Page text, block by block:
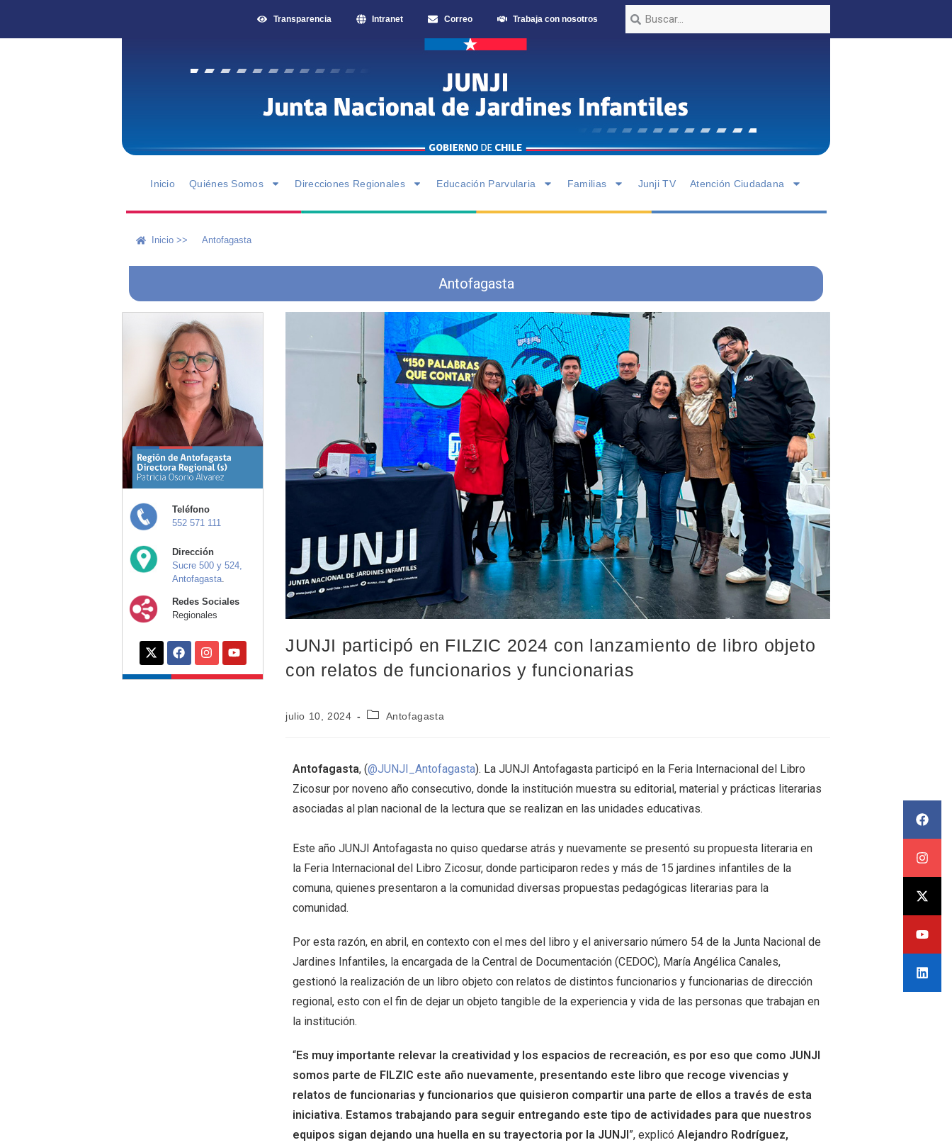
Transparencia Intranet Correo Trabaja con nosotros
Inicio Quiénes Somos Direcciones Regionales Educación Parvularia Familias Junji TV Atención Ciudadana
Inicio >> Antofagasta
Antofagasta
Teléfono
552 571 111
Dirección
Sucre 500 y 524,
Antofagasta
Redes Sociales
Regionales
JUNJI participó en FILZIC 2024 con lanzamiento de libro objeto
con relatos de funcionarios y funcionarias
julio 10, 2024 Antofagasta
Antofagasta, (@JUNJI_Antofagasta). La JUNJI Antofagasta participó en la Feria Internacional del Libro
Zicosur por noveno año consecutivo, donde la institución muestra su editorial, material y prácticas literarias
asociadas al plan nacional de la lectura que se realizan en las unidades educativas.
Este año JUNJI Antofagasta no quiso quedarse atrás y nuevamente se presentó su propuesta literaria en
la Feria Internacional del Libro Zicosur, donde participaron redes y más de 15 jardines infantiles de la
comuna, quienes presentaron a la comunidad diversas propuestas pedagógicas literarias para la
comunidad.
Por esta razón, en abril, en contexto con el mes del libro y el aniversario número 54 de la Junta Nacional de
Jardines Infantiles, la encargada de la Central de Documentación (CEDOC), María Angélica Canales,
gestionó la realización de un libro objeto con relatos de distintos funcionarios y funcionarias de dirección
regional, esto con el fin de dejar un objeto tangible de la experiencia y vida de las personas que trabajan en
la institución.
“Es muy importante relevar la creatividad y los espacios de recreación, es por eso que como JUNJI
somos parte de FILZIC este año nuevamente, presentando este libro que recoge vivencias y
relatos de funcionarias y funcionarios que quisieron compartir una parte de ellos a través de esta
iniciativa. Estamos trabajando para seguir entregando este tipo de actividades para que nuestros
equipos sigan dejando una huella en su trayectoria por la JUNJI ”, explicó Alejandro Rodríguez,